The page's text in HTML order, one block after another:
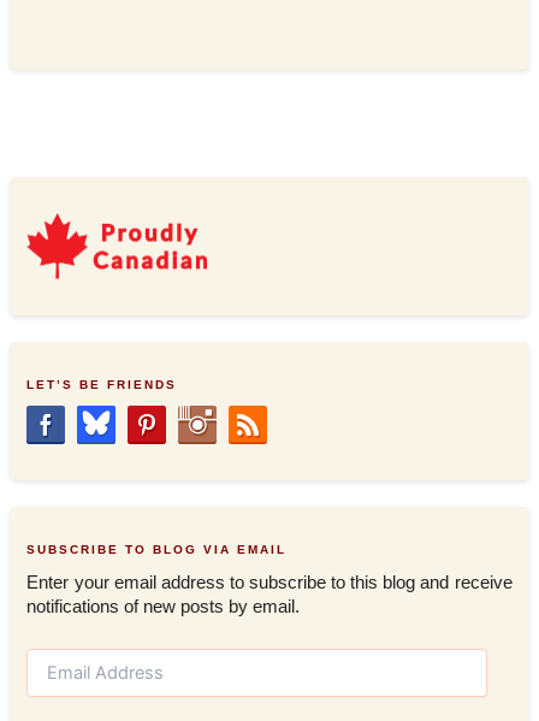
LET’S BE FRIENDS
SUBSCRIBE TO BLOG VIA EMAIL
Enter your email address to subscribe to this blog and receive
notifications of new posts by email.